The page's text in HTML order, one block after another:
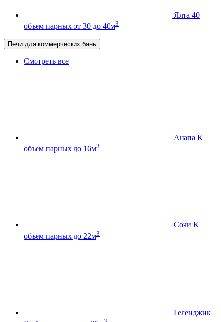
Ялта 40
объем парных от 30 до 40м3
Печи для коммерческих бань
Смотреть все
Анапа К
объем парных до 16м3
Сочи К
объем парных до 22м3
Геленджик